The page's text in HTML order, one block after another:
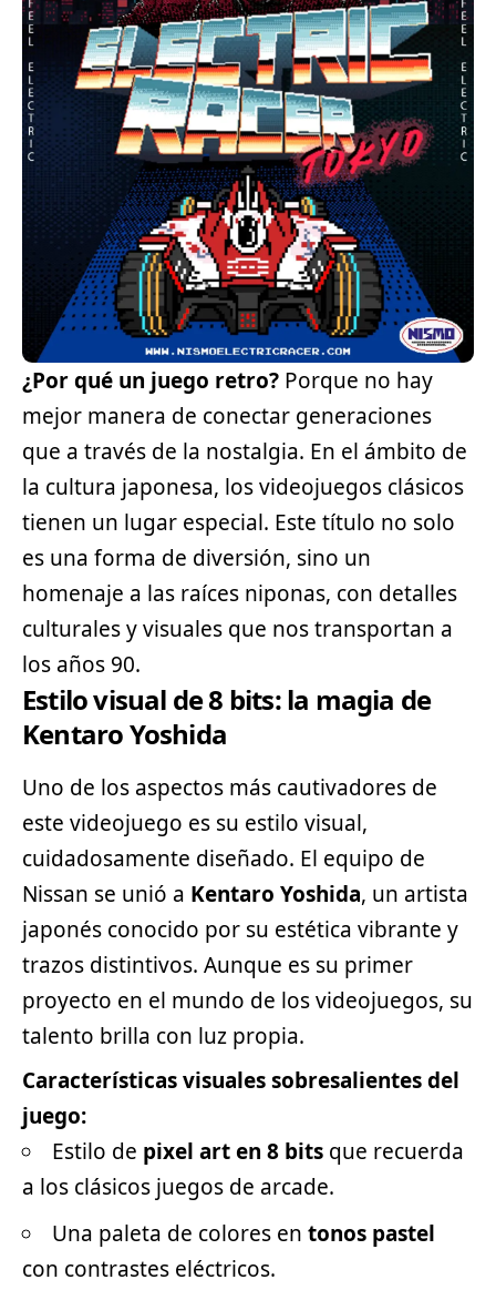
¿Por qué un juego retro? Porque no hay
mejor manera de conectar generaciones
que a través de la nostalgia. En el ámbito de
la cultura japonesa, los videojuegos clásicos
tienen un lugar especial. Este título no solo
es una forma de diversión, sino un
homenaje a las raíces niponas, con detalles
culturales y visuales que nos transportan a
los años 90.
Estilo visual de 8 bits: la magia de
Kentaro Yoshida
Uno de los aspectos más cautivadores de
este videojuego es su estilo visual,
cuidadosamente diseñado. El equipo de
Nissan se unió a Kentaro Yoshida, un artista
japonés conocido por su estética vibrante y
trazos distintivos. Aunque es su primer
proyecto en el mundo de los videojuegos, su
talento brilla con luz propia.
Características visuales sobresalientes del
juego:
Estilo de pixel art en 8 bits que recuerda
a los clásicos juegos de arcade.
Una paleta de colores en tonos pastel
con contrastes eléctricos.